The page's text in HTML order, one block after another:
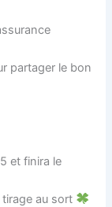
partager le bon
et finira le
au sort